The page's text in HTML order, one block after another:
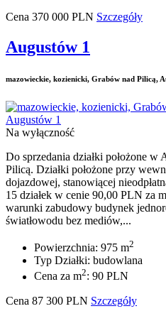
Cena 370 000 PLN Szczegóły
Augustów 1
mazowieckie, kozienicki, Grabów nad Pilicą,
Na wyłączność
Do sprzedania działki położone
Pilicą. Działki położone przy
dojazdowej, stanowiącej
15 działek w cenie 90,00 PLN za
warunki zabudowy budynek
światłowodu bez mediów,...
Powierzchnia: 975 m2
Typ Działki: budowlana
Cena za m2: 90 PLN
Cena 87 300 PLN Szczegóły